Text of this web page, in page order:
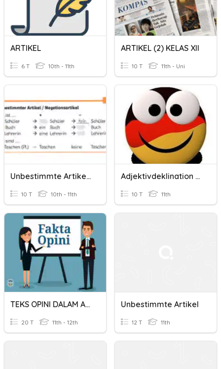
ARTIKEL
6 T 10th - 11th
ARTIKEL (2) KELAS XII
10 T 11th - Uni
Unbestimmte Artikel Und Negationsartikel
10 T 10th - 11th
Adjektivdeklination Mit Dem Unbestimmten Artikel
10 T 11th
TEKS OPINI DALAM ARTIKEL
20 T 11th - 12th
Unbestimmte Artikel
12 T 11th